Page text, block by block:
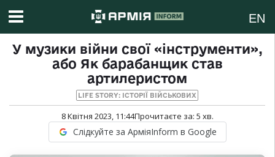
EN
У музики війни свої «інструменти»,
або Як барабанщик став
артилеристом
LIFE STORY: ІСТОРІЇ ВІЙСЬКОВИХ
8 Квітня 2023, 11:44Прочитаєте за: 5 хв.
Слідкуйте за АрміяInform в Google